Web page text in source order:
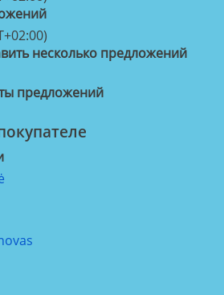
несколько предложений
предложений